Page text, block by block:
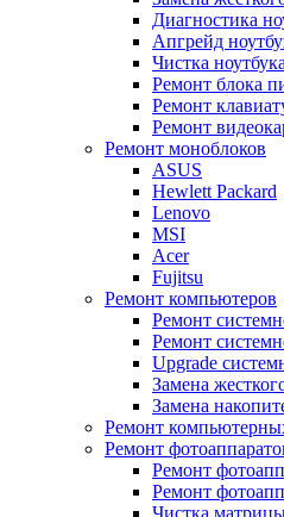
Диагностика
Апгрейд
Чистка ноутбука
Ремонт блока
Ремонт
Ремонт
Ремонт моноблоков
ASUS
Hewlett Packard
Lenovo
MSI
Acer
Fujitsu
Ремонт компьютеров
Ремонт
Ремонт
Upgrade
Замена
Замена
Ремонт
Ремонт
Ремонт
Ремонт
Чистка